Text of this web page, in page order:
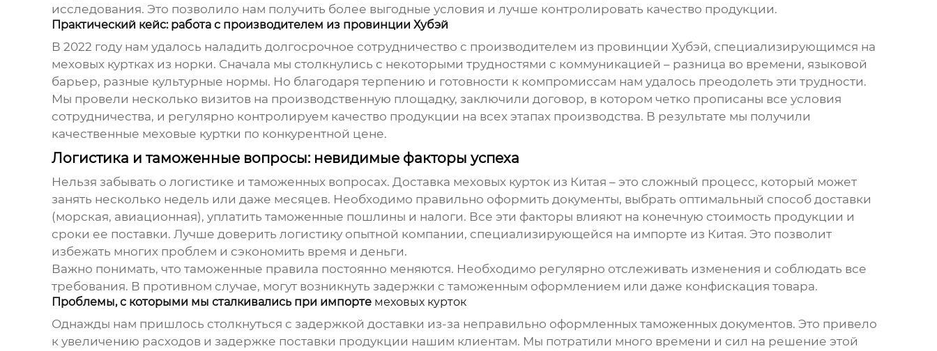
исследования. Это позволило нам получить более выгодные условия и лучше контролировать качество продукции.
Практический кейс: работа с производителем из провинции Хубэй
В 2022 году нам удалось наладить долгосрочное сотрудничество с производителем из провинции Хубэй, специализирующимся на
меховых курткахиз норки. Сначала мы столкнулись с некоторыми трудностями с коммуникацией – разница во времени, языковой
барьер, разные культурные нормы. Но благодаря терпению и готовности к компромиссам нам удалось преодолеть эти трудности.
Мы провели несколько визитов на производственную площадку, заключили договор, в котором четко прописаны все условия
сотрудничества, и регулярно контролируем качество продукции на всех этапах производства. В результате мы получили
качественные меховые куртки по конкурентной цене.
Логистика и таможенные вопросы: невидимые факторы успеха
Нельзя забывать о логистике и таможенных вопросах. Доставка меховых куртокиз Китая – это сложный процесс, который может
занять несколько недель или даже месяцев. Необходимо правильно оформить документы, выбрать оптимальный способ доставки
(морская, авиационная), уплатить таможенные пошлины и налоги. Все эти факторы влияют на конечную стоимость продукции и
сроки ее поставки. Лучше доверить логистику опытной компании, специализирующейся на импорте из Китая. Это позволит
избежать многих проблем и сэкономить время и деньги.
Важно понимать, что таможенные правила постоянно меняются. Необходимо регулярно отслеживать изменения и соблюдать все
требования. В противном случае, могут возникнуть задержки с таможенным оформлением или даже конфискация товара.
Проблемы, с которыми мы сталкивались при импорте меховых курток
Однажды нам пришлось столкнуться с задержкой доставки из-за неправильно оформленных таможенных документов. Это привело
к увеличению расходов и задержке поставки продукции нашим клиентам. Мы потратили много времени и сил на решение этой